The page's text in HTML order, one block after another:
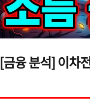
[금융 분석] 이차